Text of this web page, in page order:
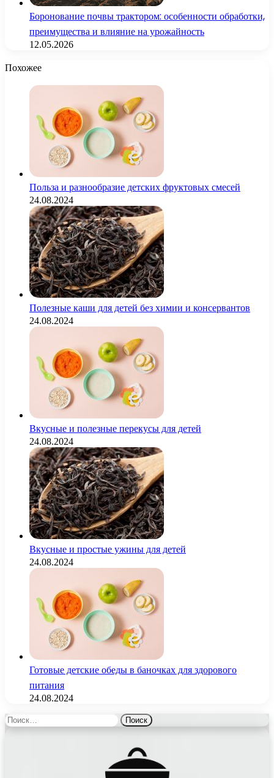
Боронование почвы трактором: особенности обработки,
преимущества и влияние на урожайность
12.05.2026
Похожее
Польза и разнообразие детских фруктовых смесей
24.08.2024
Полезные каши для детей без химии и консервантов
24.08.2024
Вкусные и полезные перекусы для детей
24.08.2024
Вкусные и простые ужины для детей
24.08.2024
Готовые детские обеды в баночках для здорового
питания
24.08.2024
Найти: